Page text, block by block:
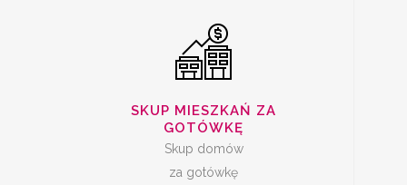
SKUP MIESZKAŃ ZA
GOTÓWKĘ
Skup domów
za gotówkę
SKUP MIESZKAŃ